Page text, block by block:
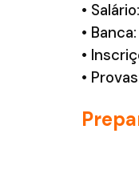
•
•
•
•